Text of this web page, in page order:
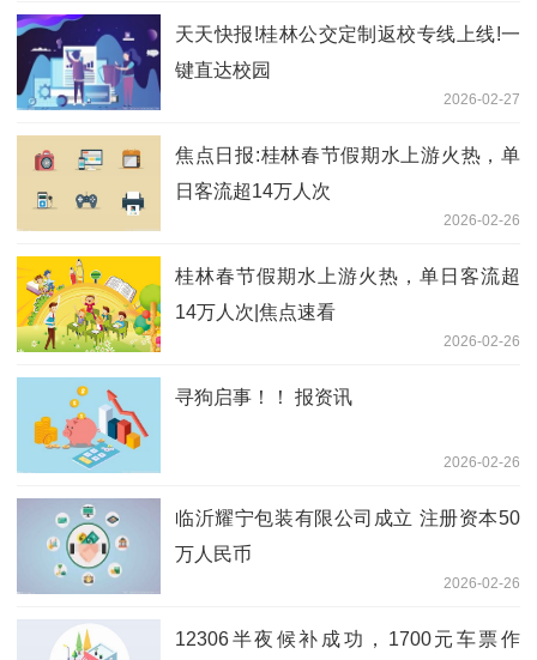
天天快报!桂林公交定制返校专线上线!一
键直达校园
2026-02-27
焦点日报:桂林春节假期水上游火热，单
日客流超14万人次
2026-02-26
桂林春节假期水上游火热，单日客流超
14万人次|焦点速看
2026-02-26
寻狗启事！！ 报资讯
2026-02-26
临沂耀宁包装有限公司成立 注册资本50
万人民币
2026-02-26
12306半夜候补成功，1700元车票作